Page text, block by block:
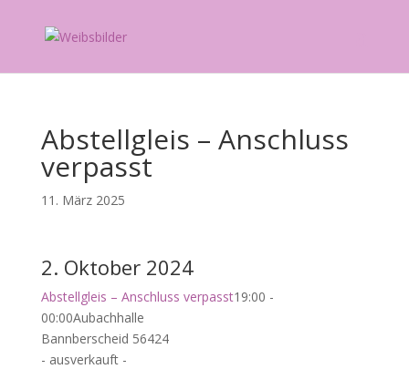
Abstellgleis – Anschluss
verpasst
11. März 2025
2. Oktober 2024
Abstellgleis – Anschluss verpasst19:00 -
00:00Aubachhalle
Bannberscheid 56424
- ausverkauft -